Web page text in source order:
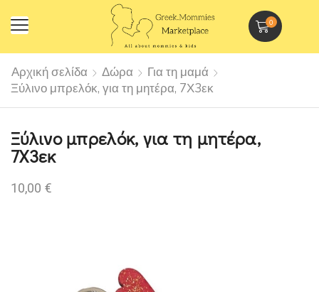
0
Αρχική σελίδα Δώρα
Για τη μαμά
Ξύλινο μπρελόκ, για τη μητέρα, 7Χ3εκ
Ξύλινο μπρελόκ, για τη μητέρα,
7Χ3εκ
10,00 €